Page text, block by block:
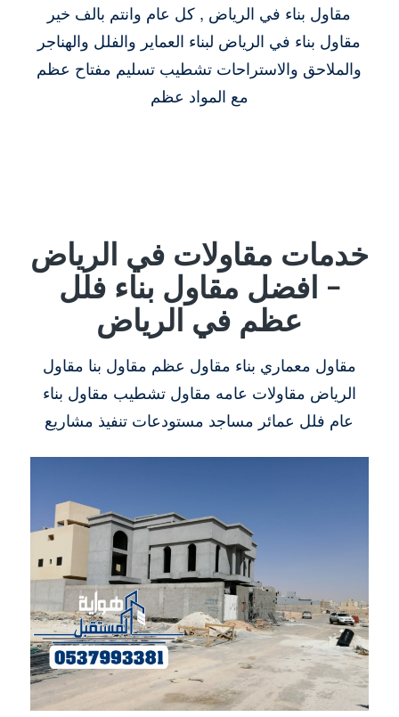
مقاول بناء في الرياض , كل عام وانتم بالف خير
مقاول بناء في الرياض لبناء العماير والفلل والهناجر
والملاحق والاستراحات تشطيب تسليم مفتاح عظم
مع المواد عظم
خدمات مقاولات في الرياض
– افضل مقاول بناء فلل
عظم في الرياض
مقاول معماري بناء مقاول عظم مقاول بنا مقاول
الرياض مقاولات عامه مقاول تشطيب مقاول بناء
عام فلل عمائر مساجد مستودعات تنفيذ مشاريع